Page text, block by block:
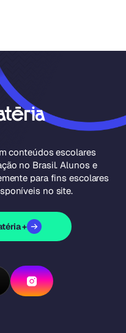
conteúdos escolares
no Brasil. Alunos e
para fins escolares
no site.
+